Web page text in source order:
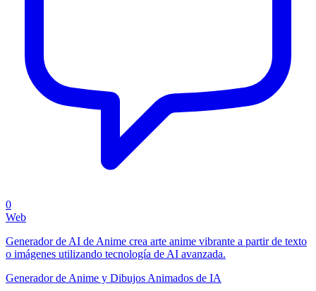
0
Web
Generador de AI de Anime crea arte anime vibrante a partir de texto
o imágenes utilizando tecnología de AI avanzada.
Generador de Anime y Dibujos Animados de IA